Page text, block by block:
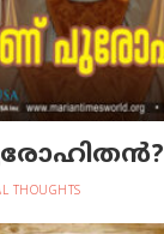
THOUGHTS